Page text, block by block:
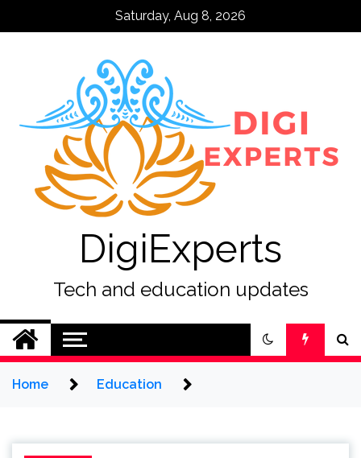
Saturday, Aug 8, 2026
DigiExperts
Tech and education updates
Home Education